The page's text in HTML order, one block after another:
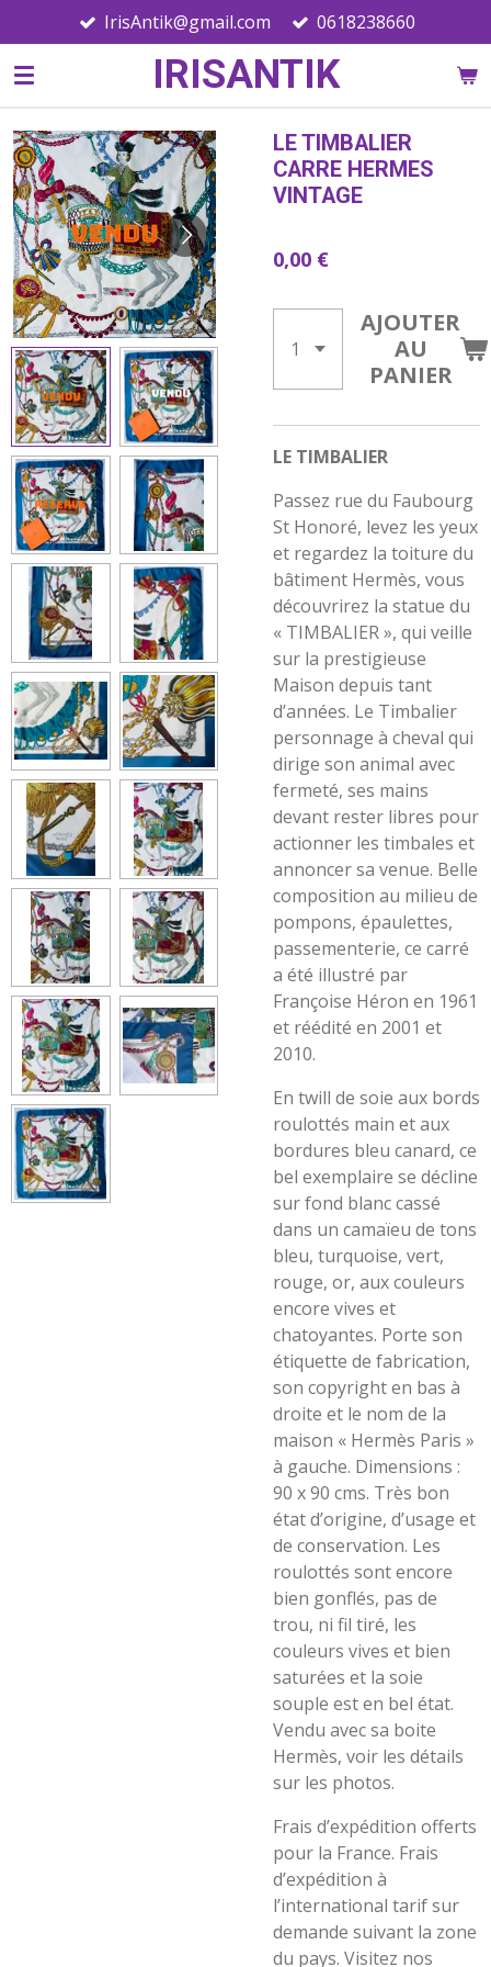
au
contenu
IRISANTIK
IrisAntik@gmail.com 0618238660
LE TIMBALIER
CARRE HERMES
VINTAGE
0,00 €
AJOUTER
AU
PANIER
LE TIMBALIER
Passez rue du Faubourg
St Honoré, levez les yeux
et regardez la toiture du
bâtiment Hermès, vous
découvrirez la statue du
« TIMBALIER », qui veille
sur la prestigieuse
Maison depuis tant
d’années. Le Timbalier
personnage à cheval qui
dirige son animal avec
fermeté, ses mains
devant rester libres pour
actionner les timbales et
annoncer sa venue. Belle
composition au milieu de
pompons, épaulettes,
passementerie, ce carré
a été illustré par
Françoise Héron en 1961
et réédité en 2001 et
2010.
En twill de soie aux bords
roulottés main et aux
bordures bleu canard, ce
bel exemplaire se décline
sur fond blanc cassé
dans un camaïeu de tons
bleu, turquoise, vert,
rouge, or, aux couleurs
encore vives et
chatoyantes. Porte son
étiquette de fabrication,
son copyright en bas à
droite et le nom de la
maison « Hermès Paris »
à gauche. Dimensions :
90 x 90 cms. Très bon
état d’origine, d’usage et
de conservation. Les
roulottés sont encore
bien gonflés, pas de
trou, ni fil tiré, les
couleurs vives et bien
saturées et la soie
souple est en bel état.
Vendu avec sa boite
Hermès, voir les détails
sur les photos.
Frais d’expédition offerts
pour la France. Frais
d’expédition à
l’international tarif sur
demande suivant la zone
du pays. Visitez nos